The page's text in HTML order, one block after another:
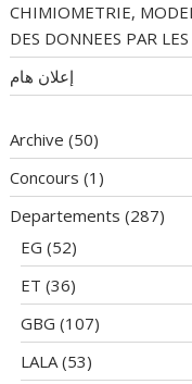
CHIMIOMETRIE,
DES DONNEES PAR
إعلان هام
Archive (50)
Concours (1)
Departements (287)
EG (52)
ET (36)
GBG (107)
LALA (53)